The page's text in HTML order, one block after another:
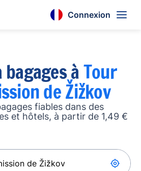
Connexion
àTour
de Žižkov
fiables dans des
et hôtels, à partir de 1,49 €